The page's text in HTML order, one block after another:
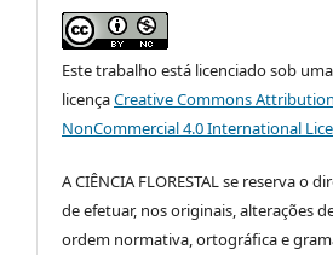
Este trabalho está licenciado sob uma
licençaCreative Commons
NonCommercial 4.0 International
A CIÊNCIA FLORESTAL se reserva o
de efetuar, nos originais, alterações
ordem normativa, ortográfica e